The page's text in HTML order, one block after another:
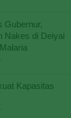
Gubernur,
Nakes di Deiyai
Kapasitas